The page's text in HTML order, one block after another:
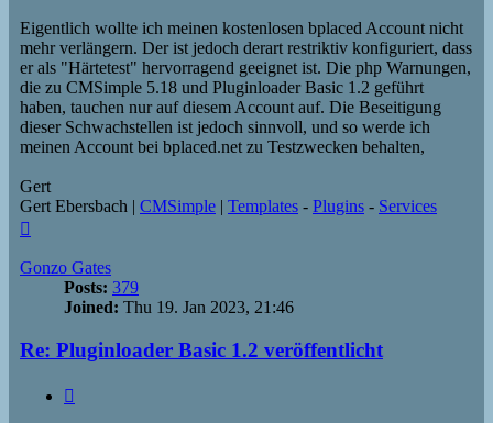
Eigentlich wollte ich meinen kostenlosen bplaced Account nicht
mehr verlängern. Der ist jedoch derart restriktiv konfiguriert, dass
er als "Härtetest" hervorragend geeignet ist. Die php Warnungen,
die zu CMSimple 5.18 und Pluginloader Basic 1.2 geführt
haben, tauchen nur auf diesem Account auf. Die Beseitigung
dieser Schwachstellen ist jedoch sinnvoll, und so werde ich
meinen Account bei bplaced.net zu Testzwecken behalten,
Gert
Gert Ebersbach | CMSimple | Templates - Plugins - Services
Gonzo Gates
Posts: 379
Joined: Thu 19. Jan 2023, 21:46
Re: Pluginloader Basic 1.2 veröffentlicht